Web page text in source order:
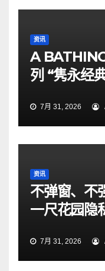
资讯
A
列 “隽永经
7月 31, 2026
资讯
不弹窗、
一尺花园隐
7月 31, 2026